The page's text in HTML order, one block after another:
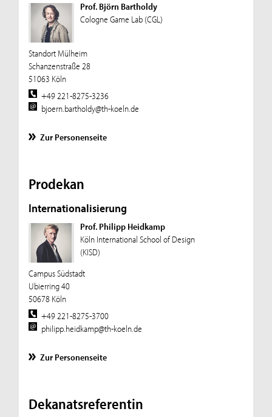
Prof. Björn Bartholdy
Cologne Game Lab (CGL)
Standort Mülheim
Schanzenstraße 28
51063 Köln
+49 221-8275-3236
bjoern.bartholdy@th-koeln.de
Zur Personenseite
Prodekan
Internationalisierung
Prof. Philipp Heidkamp
Köln International School of Design
(KISD)
Campus Südstadt
Ubierring 40
50678 Köln
+49 221-8275-3700
philipp.heidkamp@th-koeln.de
Zur Personenseite
Dekanatsreferentin